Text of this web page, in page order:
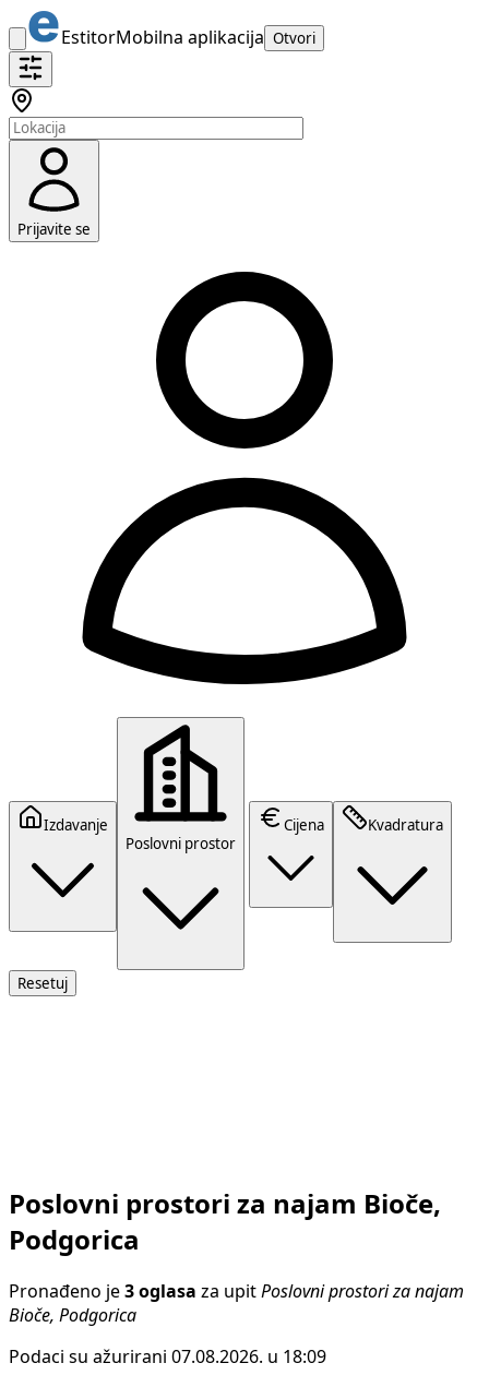
EstitorMobilna aplikacija Otvori
Prijavite se
Izdavanje
Poslovni prostor
Cijena Kvadratura
Resetuj
Poslovni prostori za najam Bioče,
Podgorica
Pronađeno je 3 oglasa za upit Poslovni prostori za najam
Bioče, Podgorica
Podaci su ažurirani 07.08.2026. u 18:09